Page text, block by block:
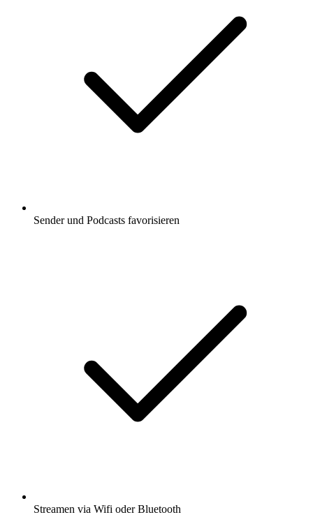
Sender und Podcasts favorisieren
Streamen via Wifi oder Bluetooth